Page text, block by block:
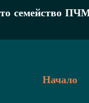
семейство
Начало